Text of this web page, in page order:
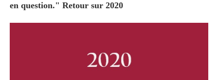
en question." Retour sur 2020